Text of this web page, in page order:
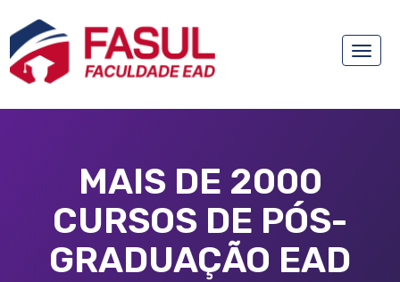
Toggle
MAIS DE 2000
CURSOS DE PÓS-
GRADUAÇÃO EAD